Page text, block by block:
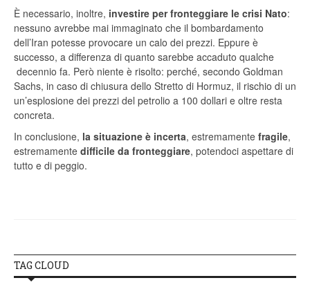
È necessario, inoltre, investire per fronteggiare le crisi Nato:
nessuno avrebbe mai immaginato che il bombardamento
dell’Iran potesse provocare un calo dei prezzi. Eppure è
successo, a differenza di quanto sarebbe accaduto qualche
decennio fa. Però niente è risolto: perché, secondo Goldman
Sachs, in caso di chiusura dello Stretto di Hormuz, il rischio di un
un’esplosione dei prezzi del petrolio a 100 dollari e oltre resta
concreta.
In conclusione, la situazione è incerta, estremamente fragile,
estremamente difficile da fronteggiare, potendoci aspettare di
tutto e di peggio.
TAG CLOUD